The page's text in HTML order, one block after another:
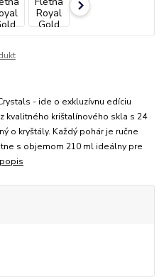
- ide o exkluzívnu edíciu
kvalitného krištalínového skla s 24
o kryštály. Každý pohár je ručne
s objemom 210 ml ideálny pre